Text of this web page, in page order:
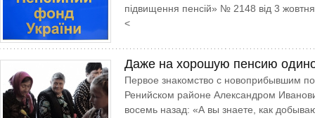
підвищення пенсій» № 2148 від 3
<
Даже на хорошую пенсию
Первое знакомство с новоприбывшим
Ренийском районе Александром
восемь назад: «А вы знаете, как